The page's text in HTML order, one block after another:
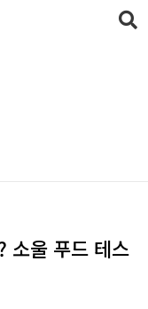
소울 푸드 테스